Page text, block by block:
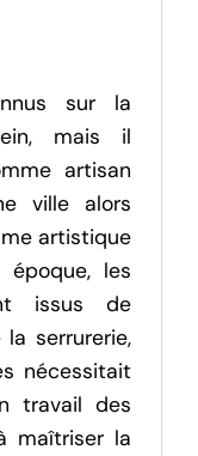
sur la
mais il
artisan
ville alors
artistique
les
issus de
serrurerie,
nécessitait
travail des
maîtriser la